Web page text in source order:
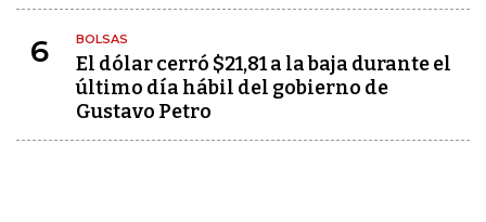
6 BOLSAS
El dólar cerró $21,81 a la baja durante el
último día hábil del gobierno de
Gustavo Petro